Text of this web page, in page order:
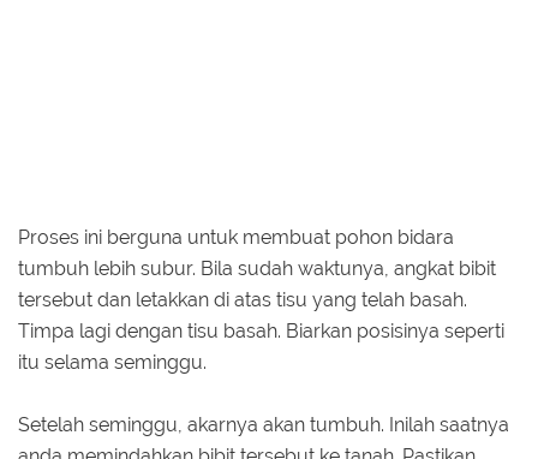
Proses ini berguna untuk membuat pohon bidara
tumbuh lebih subur. Bila sudah waktunya, angkat bibit
tersebut dan letakkan di atas tisu yang telah basah.
Timpa lagi dengan tisu basah. Biarkan posisinya seperti
itu selama seminggu.
Setelah seminggu, akarnya akan tumbuh. Inilah saatnya